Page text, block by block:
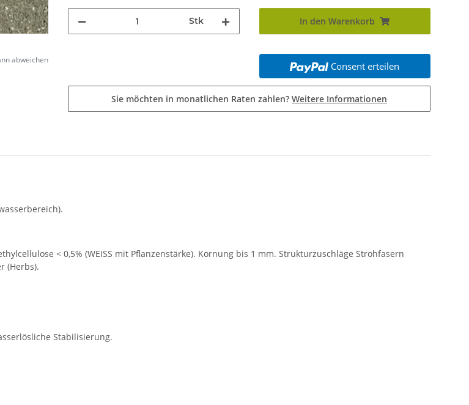
abweichen
Stk In den Warenkorb
Consent erteilen
Sie möchten in monatlichen Raten zahlen? Weitere Informationen
< 0,5% (WEISS mit Pflanzenstärke). Körnung bis 1 mm. Strukturzuschläge Strohfasern
(Herbs).
Stabilisierung.